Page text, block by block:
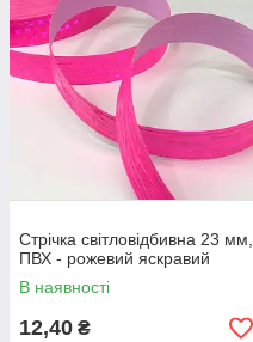
Стрічка світловідбивна 23 мм,
ПВХ - рожевий яскравий
В наявності
12,40 ₴